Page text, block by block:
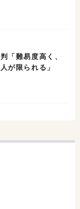
「難易度高く、
が限られる」